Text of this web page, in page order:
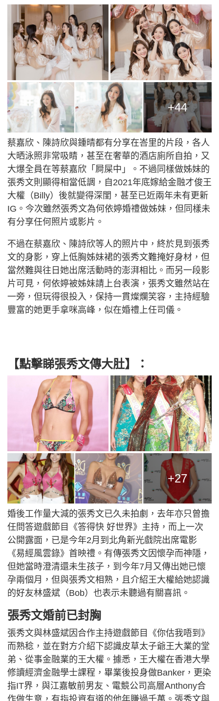
+44
蔡嘉欣、陳詩欣與鍾晴都有分享在峇里的片段，各人
大晒泳照非常吸睛，甚至在奢華的酒店廁所自拍，又
大爆全員在等蔡嘉欣「屙屎中」。不過同樣做姊妹的
張秀文則顯得相當低調，自2021年底嫁給金融才俊王
大權（Billy）後就變得深閨，甚至已近兩年未有更新
IG。今次雖然張秀文為何依婷婚禮做姊妹，但同樣未
有分享任何照片或影片。
不過在蔡嘉欣、陳詩欣等人的照片中，終於見到張秀
文的身影，穿上低胸姊妹裙的張秀文難掩好身材，但
當然難與往日她出席活動時的澎湃相比。而另一段影
片可見，何依婷被姊妹請上台表演，張秀文雖然站在
一旁，但玩得很投入，保持一貫燦爛笑容，主持經驗
豐富的她更手拿咪高峰，似在婚禮上任司儀。
【點擊睇張秀文傳大肚】：
+27
婚後工作量大減的張秀文已久未拍劇，去年亦只曾擔
任問答遊戲節目《答得快 好世界》主持，而上一次
公開露面，已是今年2月到北角新光戲院出席電影
《易經風雲錄》首映禮。有傳張秀文因懷孕而神隱，
但她當時澄清還未生孩子，到今年7月又傳出她已懷
孕兩個月，但與張秀文相熟，且介紹王大權給她認識
的好友林盛斌（Bob）也表示未聽過有關喜訊。
張秀文婚前已封胸
張秀文與林盛斌因合作主持遊戲節目《你估我唔到》
而熟稔，並在對方介紹下認識皮草太子爺王大業的堂
弟、從事金融業的王大權。據悉，王大權在香港大學
修讀經濟金融學士課程，畢業後投身做Banker，更染
指IT界，與江嘉敏前男友、電競公司高層Anthony合